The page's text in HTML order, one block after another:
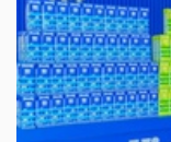
TIỆN
ÍCH